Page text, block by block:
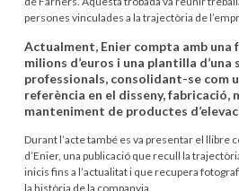
persones vinculades a la trajectòria de
Actualment, Enier compta amb una
milions d’euros i una plantilla d’una
professionals, consolidant-se com
referència en el disseny,
manteniment de productes
Durant l’acte també es va presentar el llibre
d’Enier, una publicació que recull la
inicis fins a l’actualitat i que recupera
la història de la companyia.